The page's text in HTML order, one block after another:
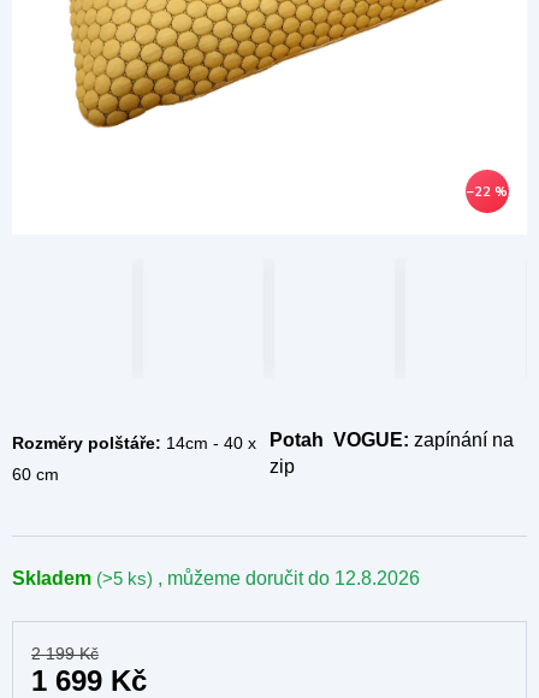
–22 %
Skladem (>5 ks) , můžeme doručit do 12.8.2026
Rozměry polštáře: 14cm - 40 x
60 cm
Potah VOGUE: zapínání na
zip
2 199 Kč
1 699 Kč